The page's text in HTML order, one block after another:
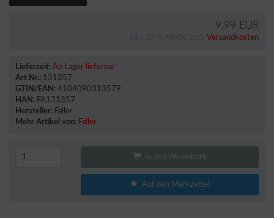
9,99 EUR
Versandkosten
Lieferzeit: Ab Lager lieferbar
Art.Nr.: 131357
GTIN/EAN: 4104090313579
HAN: FA131357
Hersteller: Faller
Mehr Artikel von: Faller
In den Warenkorb
Auf den Merkzettel